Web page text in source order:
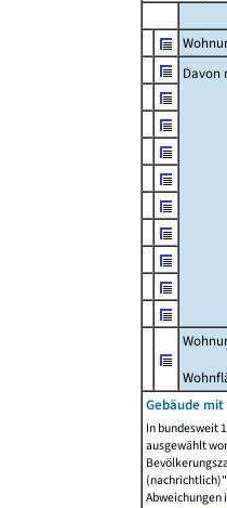
Davon
Gebäude
In bundesweit
ausgewählt
Abweichungen